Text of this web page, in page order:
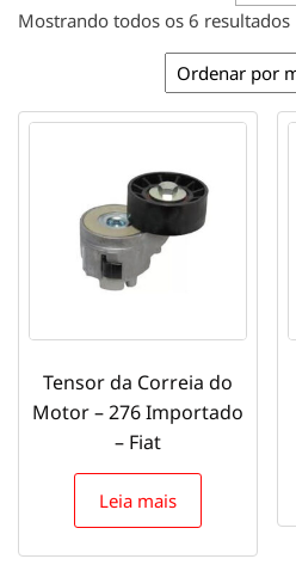
Mostrando todos os 6 resultados
Tensor da Correia do
Motor – 276 Importado
– Fiat
Leia mais